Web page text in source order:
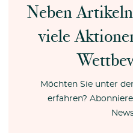
Neben
viele
Möchten Sie unter
erfahren?